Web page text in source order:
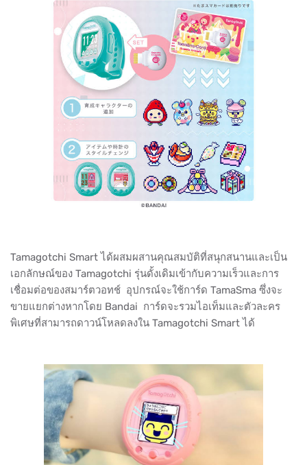
Tamagotchi Smart ได้ผสมผสานคุณสมบัติที่สนุกสนานและเป็น
เอกลักษณ์ของ Tamagotchi รุ่นดั้งเดิมเข้ากับความเร็วและการ
เชื่อมต่อของสมาร์ตวอทช์ อุปกรณ์จะใช้การ์ด TamaSma ซึ่งจะ
ขายแยกต่างหากโดย Bandai การ์ดจะรวมไอเท็มและตัวละคร
พิเศษที่สามารถดาวน์โหลดลงใน Tamagotchi Smart ได้